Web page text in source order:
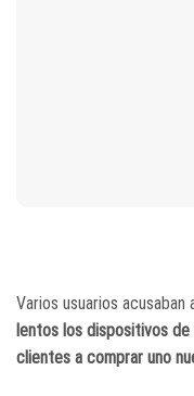
Varios usuarios acusaban
lentos los dispositivos de
clientes a comprar uno